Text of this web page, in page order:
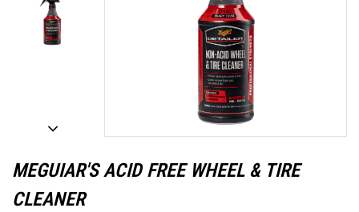
MEGUIAR'S ACID FREE WHEEL & TIRE
CLEANER